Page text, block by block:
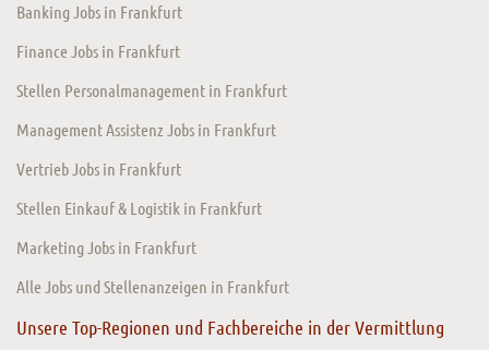
Banking Jobs in Frankfurt
Finance Jobs in Frankfurt
Stellen Personalmanagement in Frankfurt
Management Assistenz Jobs in Frankfurt
Vertrieb Jobs in Frankfurt
Stellen Einkauf & Logistik in Frankfurt
Marketing Jobs in Frankfurt
Alle Jobs und Stellenanzeigen in Frankfurt
Unsere Top-Regionen und Fachbereiche in der Vermittlung